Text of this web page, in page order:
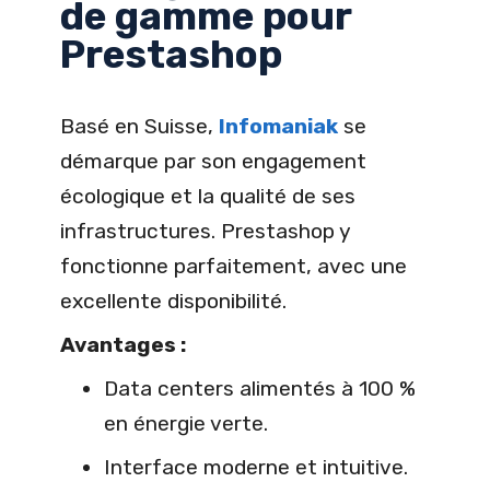
de gamme pour
Prestashop
Basé en Suisse, Infomaniak se
démarque par son engagement
écologique et la qualité de ses
infrastructures. Prestashop y
fonctionne parfaitement, avec une
excellente disponibilité.
Avantages :
Data centers alimentés à 100 %
en énergie verte.
Interface moderne et intuitive.